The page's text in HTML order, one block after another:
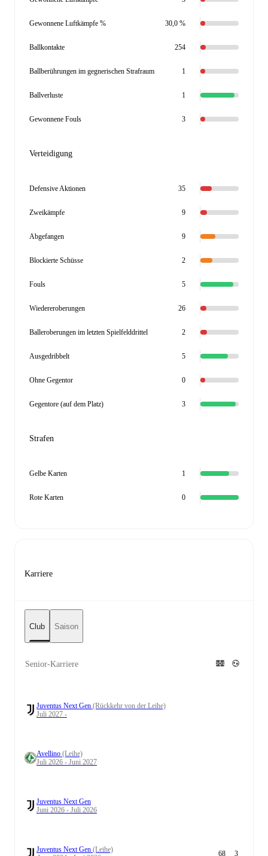
Gewonnene Luftkämpfe % 30,0 %
Ballkontakte 254
Ballberührungen im gegnerischen Strafraum 1
Ballverluste 1
Gewonnene Fouls 3
Verteidigung
Defensive Aktionen 35
Zweikämpfe 9
Abgefangen 9
Blockierte Schüsse 2
Fouls 5
Wiedereroberungen 26
Balleroberungen im letzten Spielfelddrittel 2
Ausgedribbelt 5
Ohne Gegentor 0
Gegentore (auf dem Platz) 3
Strafen
Gelbe Karten 1
Rote Karten 0
Karriere
Club Saison
Senior-Karriere
Juventus Next Gen (Rückkehr von der Leihe)
Juli 2027 -
Avellino (Leihe)
Juli 2026 - Juni 2027
Juventus Next Gen
Juni 2026 - Juli 2026
Juventus Next Gen (Leihe)
68 3